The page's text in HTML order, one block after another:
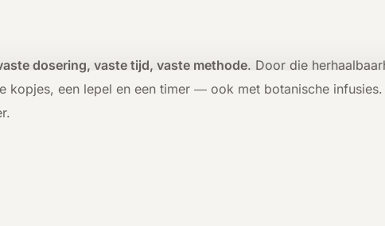
dosering, vaste tijd, vaste methode. Door die
een lepel en een timer — ook met botanische